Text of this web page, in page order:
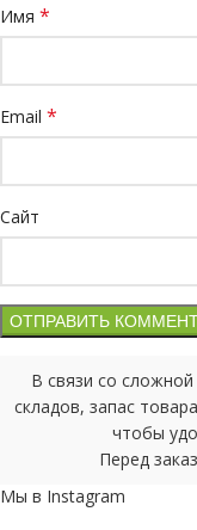
Имя *
Email *
Сайт
В связи со сложной
складов, запас
чтобы
Перед
Мы в Instagram